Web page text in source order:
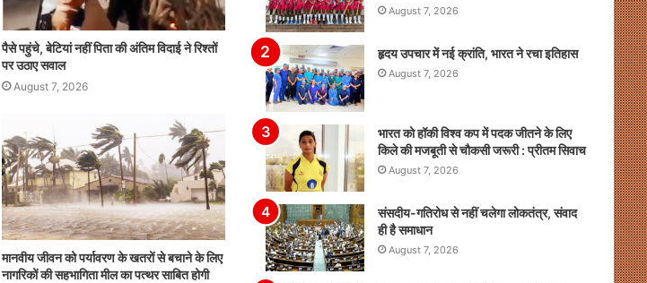
पैसे पहुंचे, बेटियां नहीं पिता की अंतिम विदाई ने रिश्तों
पर उठाए सवाल
August 7, 2026
मानवीय जीवन को पर्यावरण के खतरों से बचाने के लिए
नागरिकों की सहभागिता मील का पत्थर साबित होगी
August 7, 2026
हृदय उपचार में नई क्रांति, भारत ने रचा इतिहास
August 7, 2026
भारत को हॉकी विश्व कप में पदक जीतने के लिए
किले की मजबूती से चौकसी जरूरी : प्रीतम सिवाच
August 7, 2026
संसदीय-गतिरोध से नहीं चलेगा लोकतंत्र, संवाद
ही है समाधान
August 7, 2026